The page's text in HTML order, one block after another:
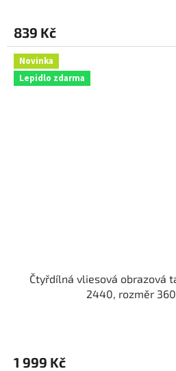
839 Kč
Novinka
Lepidlo zdarma
Čtyřdílná vliesová obrazová
2440, rozměr
1 999 Kč